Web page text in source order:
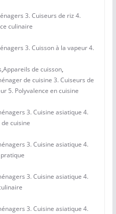
3. Cuiseurs de riz 4.
culinaire
3. Cuisson à la vapeur 4.
,Appareils de cuisson,
de cuisine 3. Cuiseurs de
5. Polyvalence en cuisine
3. Cuisine asiatique 4.
cuisine
3. Cuisine asiatique 4.
3. Cuisine asiatique 4.
3. Cuisine asiatique 4.